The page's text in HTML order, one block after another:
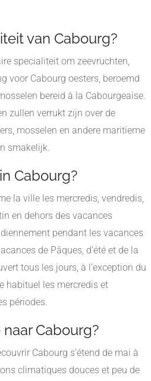
van Cabourg?
specialiteit om zeevruchten,
voor Cabourg oesters, beroemd
bereid à la Cabourgeaise.
zullen verrukt zijn over de
mosselen en andere maritieme
smakelijk.
Cabourg?
la ville les mercredis, vendredis,
en dehors des vacances
pendant les vacances
de Pâques, d’été et de la
tous les jours, à l’exception du
habituel les mercredis et
périodes.
Cabourg?
Cabourg s’étend de mai à
climatiques douces et peu de